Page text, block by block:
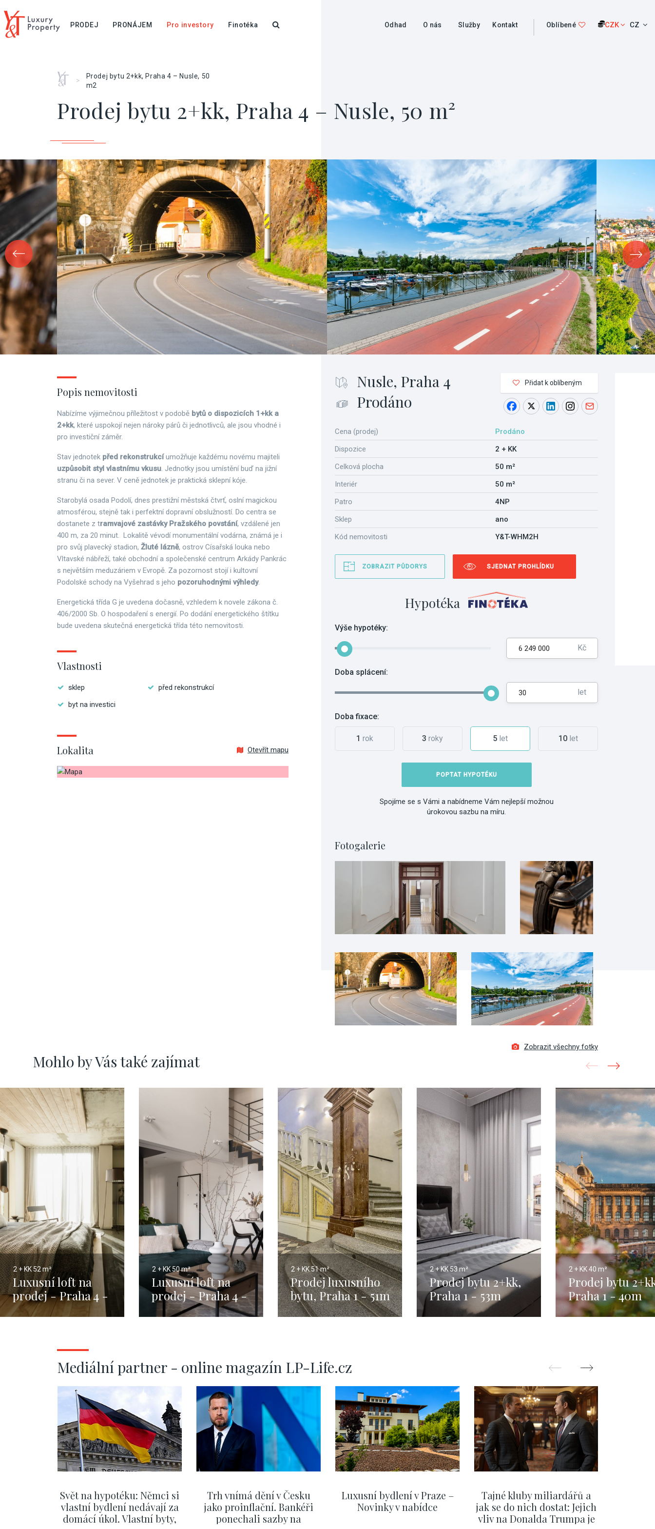
PRODEJ PRONÁJEM Pro investory Finotéka Odhad O nás Služby Kontakt Oblíbené CZK CZ
Home
>
Prodej bytu 2+kk, Praha 4 – Nusle, 50
m2
Prodej bytu 2+kk, Praha 4 – Nusle, 50 m²
Nusle, Praha 4
Prodáno
Přidat k oblíbeným
Cena (prodej)
Prodáno
Dispozice
2 + KK
Celková plocha
50 m²
Interiér
50 m²
Patro
4NP
Sklep
ano
Kód nemovitosti
Y&T-WHM2H
ZOBRAZIT PŮDORYS SJEDNAT PROHLÍDKU
Hypotéka
Výše hypotéky:
Kč
Doba splácení:
let
Doba fixace:
1 rok 3 roky 5 let 10let
POPTAT HYPOTÉKU
Spojíme se s Vámi a nabídneme Vám nejlepší možnou
úrokovou sazbu na míru.
Fotogalerie
Zobrazit všechny fotky
Popis nemovitosti
Nabízíme výjimečnou příležitost v podobě bytů o dispozicích 1+kk a
2+kk, které uspokojí nejen nároky párů či jednotlivců, ale jsou vhodné i
pro investiční záměr.
Stav jednotek před rekonstrukcíumožňuje každému novému majiteli
uzpůsobit styl vlastnímu vkusu. Jednotky jsou umístění buď na jižní
stranu či na sever. V ceně jednotek je praktická sklepní kóje.
Starobylá osada Podolí, dnes prestižní městská čtvrť, oslní magickou
atmosférou, stejně tak i perfektní dopravní obslužností. Do centra se
dostanete z tramvajové zastávky Pražského povstání, vzdálené jen
400 m, za 20 minut. Lokalitě vévodí monumentální vodárna, známá je i
pro svůj plavecký stadion, Žluté lázně, ostrov Císařská louka nebo
Vltavské nábřeží, také obchodní a společenské centrum Arkády Pankrác
s největším meduzáriem v Evropě. Za pozornost stojí i kultovní
Podolské schody na Vyšehrad s jeho pozoruhodnými výhledy.
Energetická třída G je uvedena dočasně, vzhledem k novele zákona č.
406/2000 Sb. O hospodaření s energií. Po dodání energetického štítku
bude uvedena skutečná energetická třída této nemovitosti.
Vlastnosti
sklep
před rekonstrukcí
byt na investici
Lokalita Otevřít mapu
Mohlo by Vás také zajímat
2 + KK52 m²
Luxusní loft na
prodej - Praha 4 -
52m
2 + KK50 m²
Luxusní loft na
prodej - Praha 4 -
50m
2 + KK51 m²
Prodej luxusního
bytu, Praha 1 - 51m
2 + KK 53 m²
Prodej bytu 2+kk,
Praha 1 - 53m
2 + KK40 m²
Prodej bytu
Praha 1 - 40m
Mediální partner - online magazín LP-Life.cz
Svět na hypotéku: Němci si
vlastní bydlení nedávají za
domácí úkol. Vlastní byty,
Trh vnímá dění v Česku
jako proinflační. Bankéři
ponechali sazby na
Luxusní bydlení v Praze –
Novinky v nabídce
Tajné kluby miliardářů a
jak se do nich dostat: Jejich
vliv na Donalda Trumpa je